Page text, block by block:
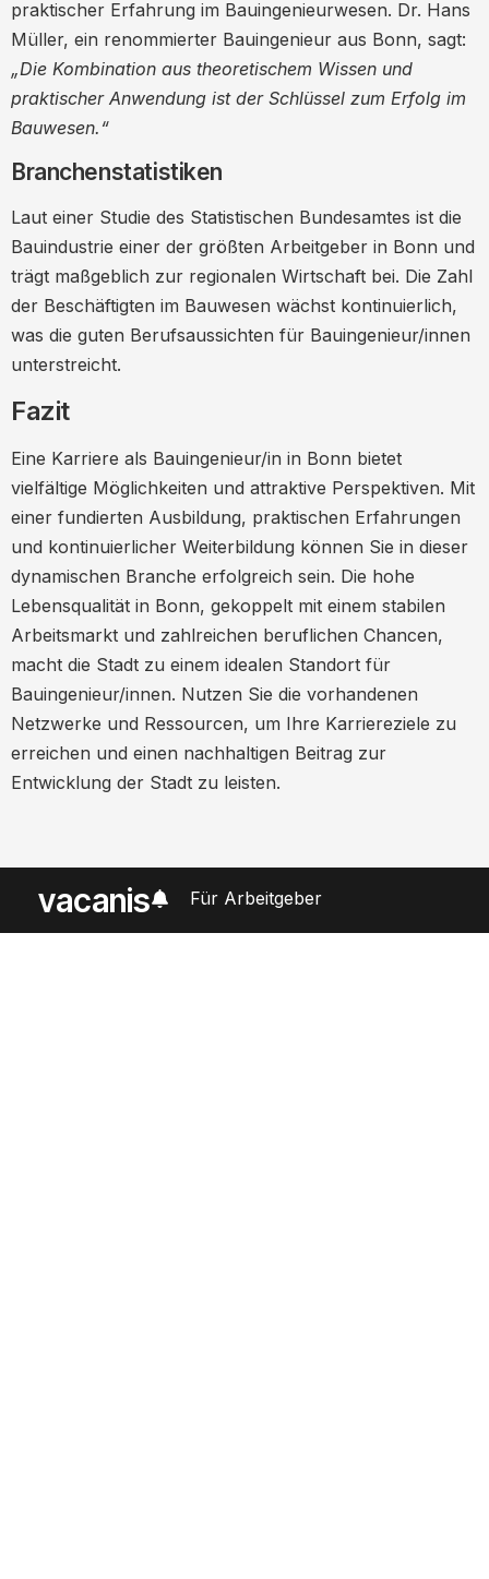
praktischer Erfahrung im Bauingenieurwesen. Dr. Hans
Müller, ein renommierter Bauingenieur aus Bonn, sagt:
„Die Kombination aus theoretischem Wissen und
praktischer Anwendung ist der Schlüssel zum Erfolg im
Bauwesen.“
Branchenstatistiken
Laut einer Studie des Statistischen Bundesamtes ist die
Bauindustrie einer der größten Arbeitgeber in Bonn und
trägt maßgeblich zur regionalen Wirtschaft bei. Die Zahl
der Beschäftigten im Bauwesen wächst kontinuierlich,
was die guten Berufsaussichten für Bauingenieur/innen
unterstreicht.
Fazit
Eine Karriere als Bauingenieur/in in Bonn bietet
vielfältige Möglichkeiten und attraktive Perspektiven. Mit
einer fundierten Ausbildung, praktischen Erfahrungen
und kontinuierlicher Weiterbildung können Sie in dieser
dynamischen Branche erfolgreich sein. Die hohe
Lebensqualität in Bonn, gekoppelt mit einem stabilen
Arbeitsmarkt und zahlreichen beruflichen Chancen,
macht die Stadt zu einem idealen Standort für
Bauingenieur/innen. Nutzen Sie die vorhandenen
Netzwerke und Ressourcen, um Ihre Karriereziele zu
erreichen und einen nachhaltigen Beitrag zur
Entwicklung der Stadt zu leisten.
vacanis Für Arbeitgeber